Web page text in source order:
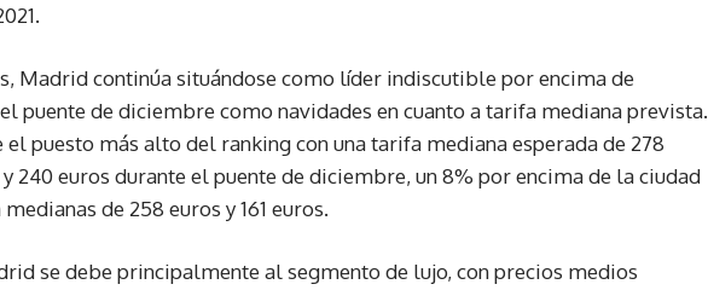
Madrid continúa situándose como líder indiscutible por encima de
puente de diciembre como navidades en cuanto a tarifa mediana prevista.
puesto más alto del ranking con una tarifa mediana esperada de 278
240 euros durante el puente de diciembre, un 8% por encima de la ciudad
de 258 euros y 161 euros.
se debe principalmente al segmento de lujo, con precios medios